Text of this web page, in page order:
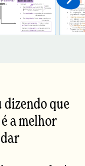
dizendo que
a melhor